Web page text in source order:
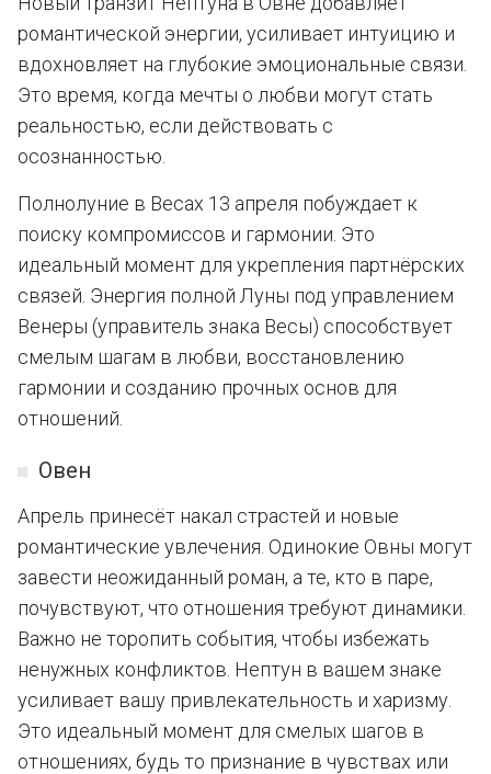
романтической энергии, усиливает интуицию и
вдохновляет на глубокие эмоциональные связи.
Это время, когда мечты о любви могут стать
реальностью, если действовать с
осознанностью.
Полнолуние в Весах 13 апреля побуждает к
поиску компромиссов и гармонии. Это
идеальный момент для укрепления партнёрских
связей. Энергия полной Луны под управлением
Венеры (управитель знака Весы) способствует
смелым шагам в любви, восстановлению
гармонии и созданию прочных основ для
отношений.
Овен
Апрель принесёт накал страстей и новые
романтические увлечения. Одинокие Овны могут
завести неожиданный роман, а те, кто в паре,
почувствуют, что отношения требуют динамики.
Важно не торопить события, чтобы избежать
ненужных конфликтов. Нептун в вашем знаке
усиливает вашу привлекательность и харизму.
Это идеальный момент для смелых шагов в
отношениях, будь то признание в чувствах или